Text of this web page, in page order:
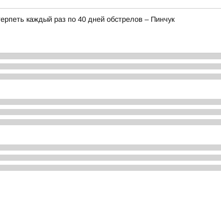
каждый раз по 40 дней обстрелов – Пинчук